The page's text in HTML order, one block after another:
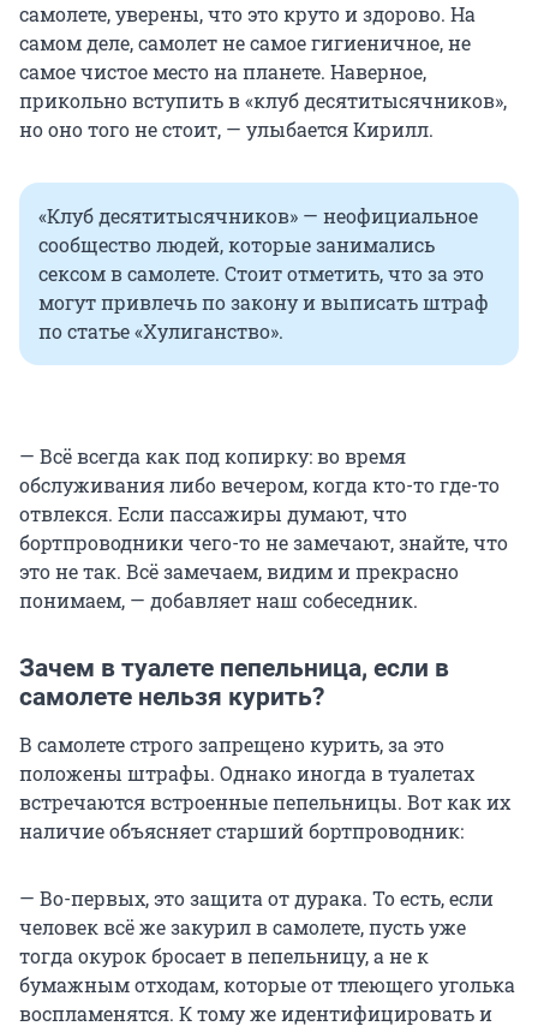
самолете, уверены, что это круто и здорово. На
самом деле, самолет не самое гигиеничное, не
самое чистое место на планете. Наверное,
прикольно вступить в «клуб десятитысячников»,
но оно того не стоит, — улыбается Кирилл.
«Клуб десятитысячников» — неофициальное
сообщество людей, которые занимались
сексом в самолете. Стоит отметить, что за это
могут привлечь по закону и выписать штраф
по статье «Хулиганство».
— Всё всегда как под копирку: во время
обслуживания либо вечером, когда кто-то где-то
отвлекся. Если пассажиры думают, что
бортпроводники чего-то не замечают, знайте, что
это не так. Всё замечаем, видим и прекрасно
понимаем, — добавляет наш собеседник.
Зачем в туалете пепельница, если в
самолете нельзя курить?
В самолете строго запрещено курить, за это
положены штрафы. Однако иногда в туалетах
встречаются встроенные пепельницы. Вот как их
наличие объясняет старший бортпроводник:
— Во-первых, это защита от дурака. То есть, если
человек всё же закурил в самолете, пусть уже
тогда окурок бросает в пепельницу, а не к
бумажным отходам, которые от тлеющего уголька
воспламенятся. К тому же идентифицировать и